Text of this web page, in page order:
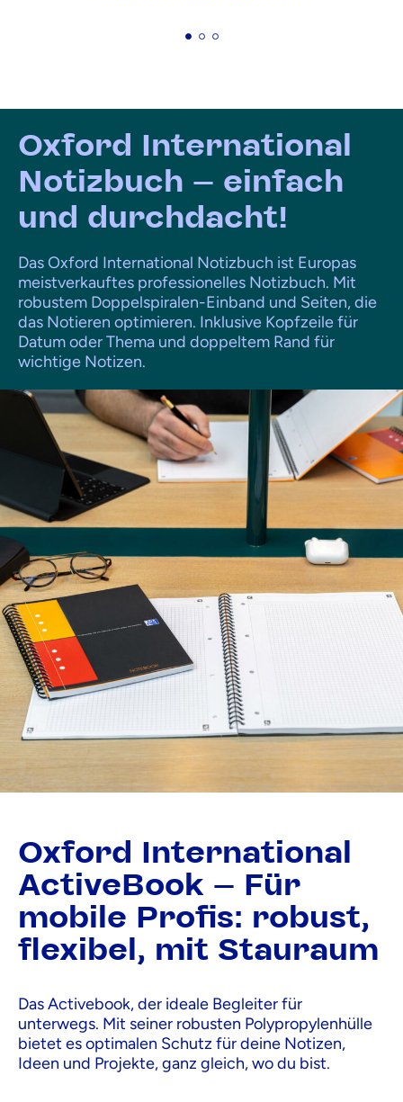
Oxford International
Notizbuch – einfach
und durchdacht!
Das Oxford International Notizbuch ist Europas
meistverkauftes professionelles Notizbuch. Mit
robustem Doppelspiralen-Einband und Seiten, die
das Notieren optimieren. Inklusive Kopfzeile für
Datum oder Thema und doppeltem Rand für
wichtige Notizen.
Oxford International
ActiveBook – Für
mobile Profis: robust,
flexibel, mit Stauraum
Das Activebook, der ideale Begleiter für
unterwegs. Mit seiner robusten Polypropylenhülle
bietet es optimalen Schutz für deine Notizen,
Ideen und Projekte, ganz gleich, wo du bist.